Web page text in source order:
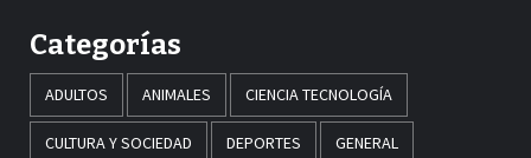
Categorías
ADULTOS ANIMALES CIENCIA TECNOLOGÍA
CULTURA Y SOCIEDAD DEPORTES GENERAL